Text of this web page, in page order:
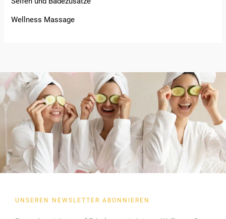
Wellness Massage
UNSEREN NEWSLETTER ABONNIEREN